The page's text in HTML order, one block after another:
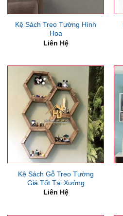
Kệ Sách Treo Tường Hình
Hoa
Liên Hệ
Kệ Sách Gỗ Treo Tường
Giá Tốt Tại Xưởng
Liên Hệ